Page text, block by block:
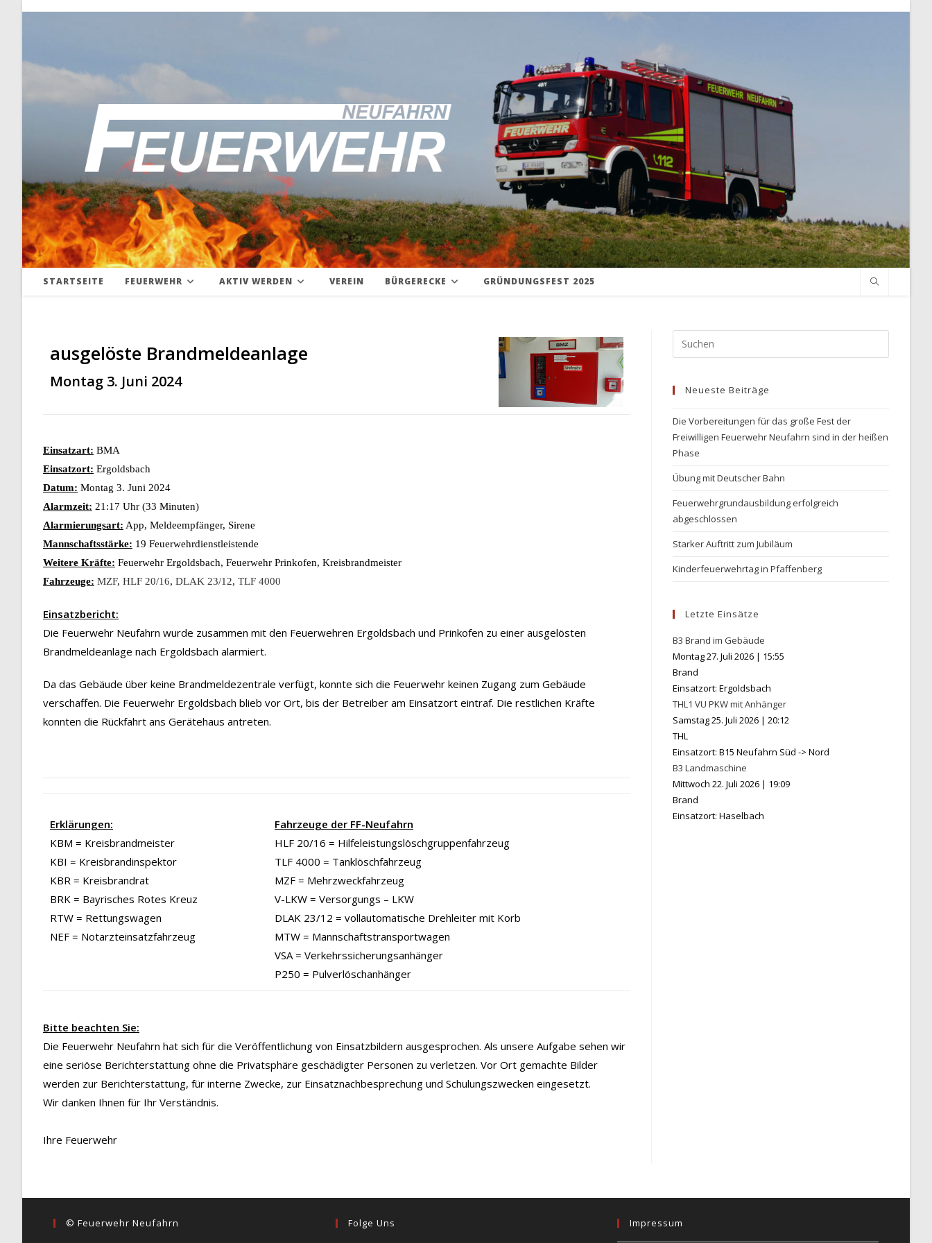
STARTSEITE FEUERWEHR AKTIV WERDEN VEREIN BÜRGERECKE GRÜNDUNGSFEST 2025
ausgelöste Brandmeldeanlage
Montag 3. Juni 2024
Einsatzart: BMA
Einsatzort: Ergoldsbach
Datum: Montag 3. Juni 2024
Alarmzeit: 21:17 Uhr (33 Minuten)
Alarmierungsart: App, Meldeempfänger, Sirene
Mannschaftsstärke: 19 Feuerwehrdienstleistende
Weitere Kräfte: Feuerwehr Ergoldsbach, Feuerwehr Prinkofen, Kreisbrandmeister
Fahrzeuge: MZF, HLF 20/16, DLAK 23/12, TLF 4000
Einsatzbericht:
Die Feuerwehr Neufahrn wurde zusammen mit den Feuerwehren Ergoldsbach und Prinkofen zu einer ausgelösten
Brandmeldeanlage nach Ergoldsbach alarmiert.
Da das Gebäude über keine Brandmeldezentrale verfügt, konnte sich die Feuerwehr keinen Zugang zum Gebäude
verschaffen. Die Feuerwehr Ergoldsbach blieb vor Ort, bis der Betreiber am Einsatzort eintraf. Die restlichen Kräfte
konnten die Rückfahrt ans Gerätehaus antreten.
Erklärungen:
KBM = Kreisbrandmeister
KBI = Kreisbrandinspektor
KBR = Kreisbrandrat
BRK = Bayrisches Rotes Kreuz
RTW = Rettungswagen
NEF = Notarzteinsatzfahrzeug
Fahrzeuge der FF-Neufahrn
HLF 20/16 = Hilfeleistungslöschgruppenfahrzeug
TLF 4000 = Tanklöschfahrzeug
MZF = Mehrzweckfahrzeug
V-LKW = Versorgungs – LKW
DLAK 23/12 = vollautomatische Drehleiter mit Korb
MTW = Mannschaftstransportwagen
VSA = Verkehrssicherungsanhänger
P250 = Pulverlöschanhänger
Bitte beachten Sie:
Die Feuerwehr Neufahrn hat sich für die Veröffentlichung von Einsatzbildern ausgesprochen. Als unsere Aufgabe sehen wir
eine seriöse Berichterstattung ohne die Privatsphäre geschädigter Personen zu verletzen. Vor Ort gemachte Bilder
werden zur Berichterstattung, für interne Zwecke, zur Einsatznachbesprechung und Schulungszwecken eingesetzt.
Wir danken Ihnen für Ihr Verständnis.
Ihre Feuerwehr
Escape
Neueste Beiträge
Die Vorbereitungen für das große Fest der
Freiwilligen Feuerwehr Neufahrn sind in der heißen
Phase
Übung mit Deutscher Bahn
Feuerwehrgrundausbildung erfolgreich
abgeschlossen
Starker Auftritt zum Jubiläum
Kinderfeuerwehrtag in Pfaffenberg
Letzte Einsätze
B3 Brand im Gebäude
Montag 27. Juli 2026 | 15:55
Brand
Einsatzort: Ergoldsbach
THL1 VU PKW mit Anhänger
Samstag 25. Juli 2026 |20:12
THL
Einsatzort: B15 Neufahrn Süd -> Nord
B3 Landmaschine
Mittwoch 22. Juli 2026 | 19:09
Brand
Einsatzort: Haselbach
© Feuerwehr Neufahrn Folge Uns Impressum